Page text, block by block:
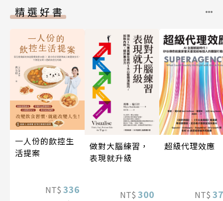
精選好書
一人份的飲控生
活提案
NT$ 336
做對大腦練習，
表現就升級
NT$ 300
超級代理效應
NT$